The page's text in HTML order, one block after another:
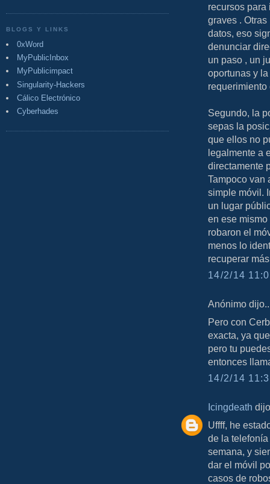
BLOGS Y LINKS
0xWord
MyPublicInbox
MyPublicimpact
Singularity-Hackers
Cálico Electrónico
Cyberhades
recursos
graves .
datos, eso
denunciar
un paso , un
oportunas y
Segundo, la
sepas la
que ellos no
legalmente a
directamente
Tampoco van
simple móvil.
un lugar
en ese
robaron el
menos lo
recuperar
14/2/14
Anónimo
Pero con
exacta, ya
pero tu
entonces
14/2/14
Icingdeath
Uffff, he
de la
semana, y
dar el móvil
casos de